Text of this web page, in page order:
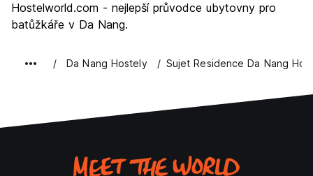
Hostelworld.com - nejlepší průvodce ubytovny pro
batůžkáře v Da Nang.
Da Nang Hostely Sujet Residence Da Nang